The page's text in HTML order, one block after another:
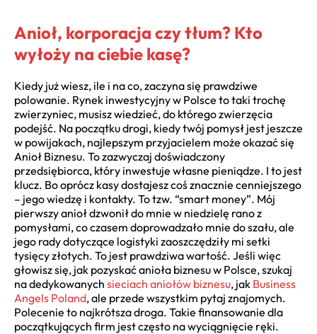
Anioł, korporacja czy tłum? Kto
wyłoży na ciebie kasę?
Kiedy już wiesz, ile i na co, zaczyna się prawdziwe
polowanie. Rynek inwestycyjny w Polsce to taki trochę
zwierzyniec, musisz wiedzieć, do którego zwierzęcia
podejść. Na początku drogi, kiedy twój pomysł jest jeszcze
w powijakach, najlepszym przyjacielem może okazać się
Anioł Biznesu. To zazwyczaj doświadczony
przedsiębiorca, który inwestuje własne pieniądze. I to jest
klucz. Bo oprócz kasy dostajesz coś znacznie cenniejszego
– jego wiedzę i kontakty. To tzw. “smart money”. Mój
pierwszy anioł dzwonił do mnie w niedzielę rano z
pomysłami, co czasem doprowadzało mnie do szału, ale
jego rady dotyczące logistyki zaoszczędziły mi setki
tysięcy złotych. To jest prawdziwa wartość. Jeśli więc
głowisz się, jak pozyskać anioła biznesu w Polsce, szukaj
na dedykowanych sieciach aniołów biznesu, jak Business
Angels Poland, ale przede wszystkim pytaj znajomych.
Polecenie to najkrótsza droga. Takie finansowanie dla
początkujących firm jest często na wyciągnięcie ręki.